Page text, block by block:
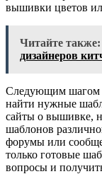
вышивки цветов
Читайте также:
дизайнеров
Следующим шагом
найти нужные
сайты о вышивке,
шаблонов
форумы или
только готовые
вопросы и